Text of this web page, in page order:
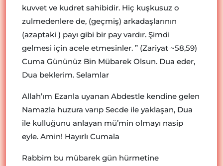
kuvvet ve kudret sahibidir. Hiç kuşkusuz o
zulmedenlere de, (geçmiş) arkadaşlarının
(azaptaki ) payı gibi bir pay vardır. Şimdi
gelmesi için acele etmesinler. ” (Zariyat ~58,59)
Cuma Gününüz Bin Mübarek Olsun. Dua eder,
Dua beklerim. Selamlar
Allah’ım Ezanla uyanan Abdestle kendine gelen
Namazla huzura varıp Secde ile yaklaşan, Dua
ile kulluğunu anlayan mü’min olmayı nasip
eyle. Amin! Hayırlı Cumala
Rabbim bu mübarek gün hürmetine